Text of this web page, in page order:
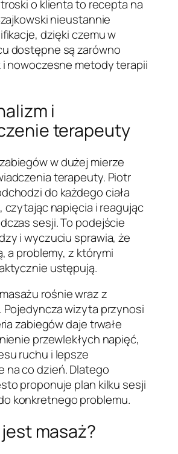
o klienta to recepta na
nieustannie
dzięki czemu w
dostępne są zarówno
i nowoczesne metody terapii
i
terapeuty
w dużej mierze
terapeuty. Piotr
do każdego ciała
czytając napięcia i reagując
sesji. To podejście
i wyczuciu sprawia, że
a problemy, z którymi
ustępują.
rośnie wraz z
Pojedyncza wizyta przynosi
zabiegów daje trwałe
przewlekłych napięć,
ruchu i lepsze
na co dzień. Dlatego
proponuje plan kilku sesji
konkretnego problemu.
masaż?